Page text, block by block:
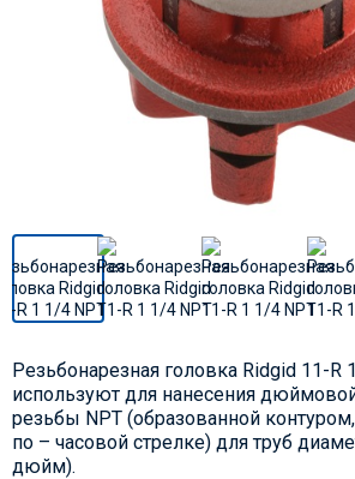
Резьбонарезная головка Ridgid 11-R
используют для нанесения
резьбы NPT (образованной
по – часовой стрелке) для труб
дюйм).